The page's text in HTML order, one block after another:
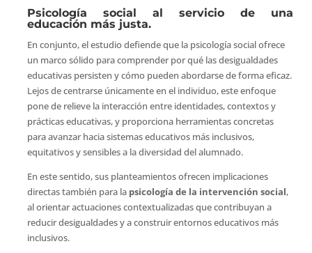
Psicología social al servicio de una
educación más justa.
En conjunto, el estudio defiende que la psicología social ofrece
un marco sólido para comprender por qué las desigualdades
educativas persisten y cómo pueden abordarse de forma eficaz.
Lejos de centrarse únicamente en el individuo, este enfoque
pone de relieve la interacción entre identidades, contextos y
prácticas educativas, y proporciona herramientas concretas
para avanzar hacia sistemas educativos más inclusivos,
equitativos y sensibles a la diversidad del alumnado.
En este sentido, sus planteamientos ofrecen implicaciones
directas también para la psicología de la intervención social,
al orientar actuaciones contextualizadas que contribuyan a
reducir desigualdades y a construir entornos educativos más
inclusivos.